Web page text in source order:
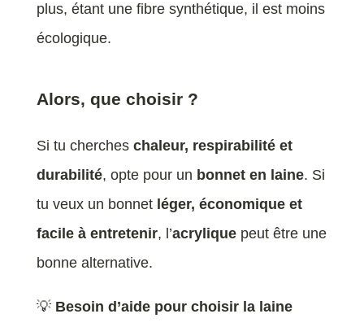
plus, étant une fibre synthétique, il est moins
écologique.
Alors, que choisir ?
Si tu cherches chaleur, respirabilité et
durabilité, opte pour un bonnet en laine. Si
tu veux un bonnet léger, économique et
facile à entretenir, l’acryliquepeut être une
bonne alternative.
💡 Besoin d’aide pour choisir la laine